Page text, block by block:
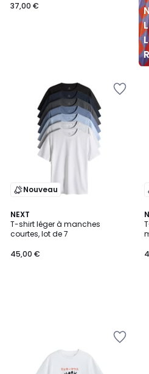
37,00 €
Nouveau
NEXT
T-shirt léger à manches
courtes, lot de 7
45,00 €